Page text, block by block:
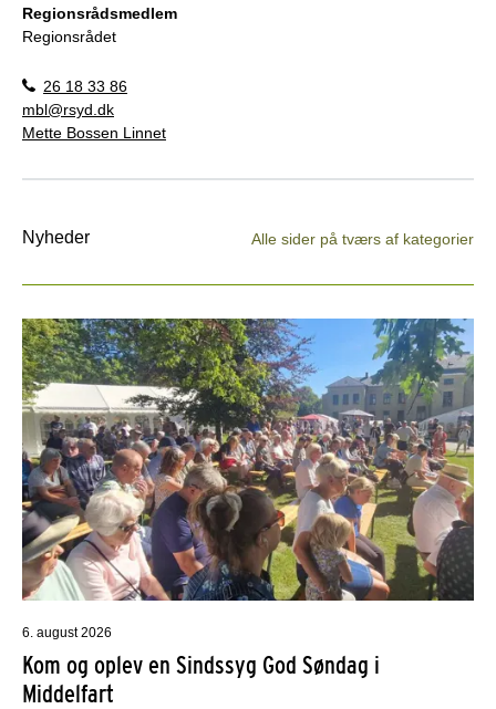
Regionsrådsmedlem
Regionsrådet
26 18 33 86
mbl@rsyd.dk
Mette Bossen Linnet
Nyheder Alle sider på tværs af kategorier
6. august 2026
Kom og oplev en Sindssyg God Søndag i
Middelfart